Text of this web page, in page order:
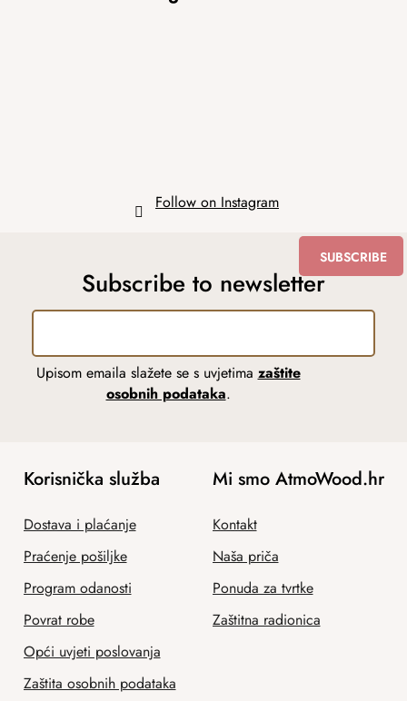
Follow on Instagram
Subscribe to newsletter
Upisom emaila slažete se s uvjetima zaštite
osobnih podataka.
SUBSCRIBE
Korisnička služba
Dostava i plaćanje
Praćenje pošiljke
Program odanosti
Povrat robe
Opći uvjeti poslovanja
Zaštita osobnih podataka
Mi smo AtmoWood.hr
Kontakt
Naša priča
Ponuda za tvrtke
Zaštitna radionica